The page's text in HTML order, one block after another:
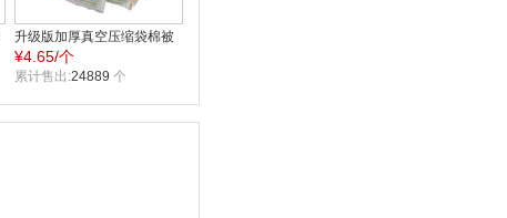
升级版加厚真空压缩袋棉被
收纳袋 收纳袋批发80*110特
大号WB1739
¥4.65/个
累计售出:24889 个